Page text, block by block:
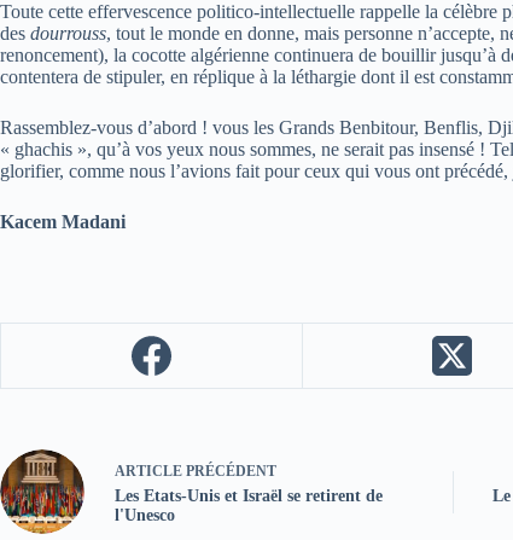
Toute cette effervescence politico-intellectuelle rappelle la célèbre
des dourrouss, tout le monde en donne, mais personne n’accepte,
renoncement), la cocotte algérienne continuera de bouillir jusqu’à
contentera de stipuler, en réplique à la léthargie dont il est
Rassemblez-vous d’abord ! vous les Grands Benbitour, Benflis,
« ghachis », qu’à vos yeux nous sommes, ne serait pas insensé !
glorifier, comme nous l’avions fait pour ceux qui vous ont
Kacem Madani
ARTICLE PRÉCÉDENT
Les Etats-Unis et Israël se retirent de
l'Unesco